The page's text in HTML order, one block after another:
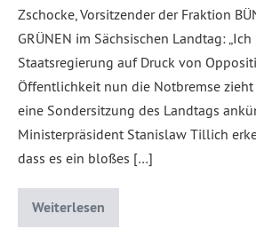
Zschocke, Vorsitzender der Fraktion
GRÜNEN im Sächsischen Landtag:
Staatsregierung auf Druck von
Öffentlichkeit nun die Notbremse
eine Sondersitzung des Landtags
Ministerpräsident Stanislaw Tillich
dass es ein bloßes […]
Weiterlesen